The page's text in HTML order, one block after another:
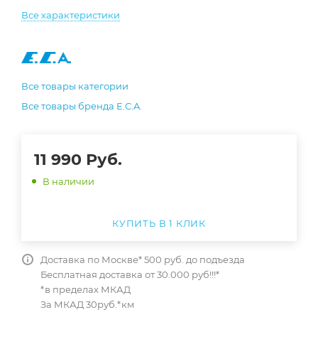
Все характеристики
Все товары категории
Все товары бренда E.C.A.
11 990 Руб.
В наличии
КУПИТЬ В 1 КЛИК
Доставка по Москве* 500 руб. до подъезда
Бесплатная доставка от 30.000 руб!!!*
*в пределах МКАД
За МКАД 30руб.*км